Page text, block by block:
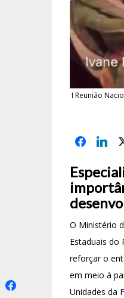
I Reunião
O Ministério
Estaduais do
reforçar o
em meio à
Unidades da